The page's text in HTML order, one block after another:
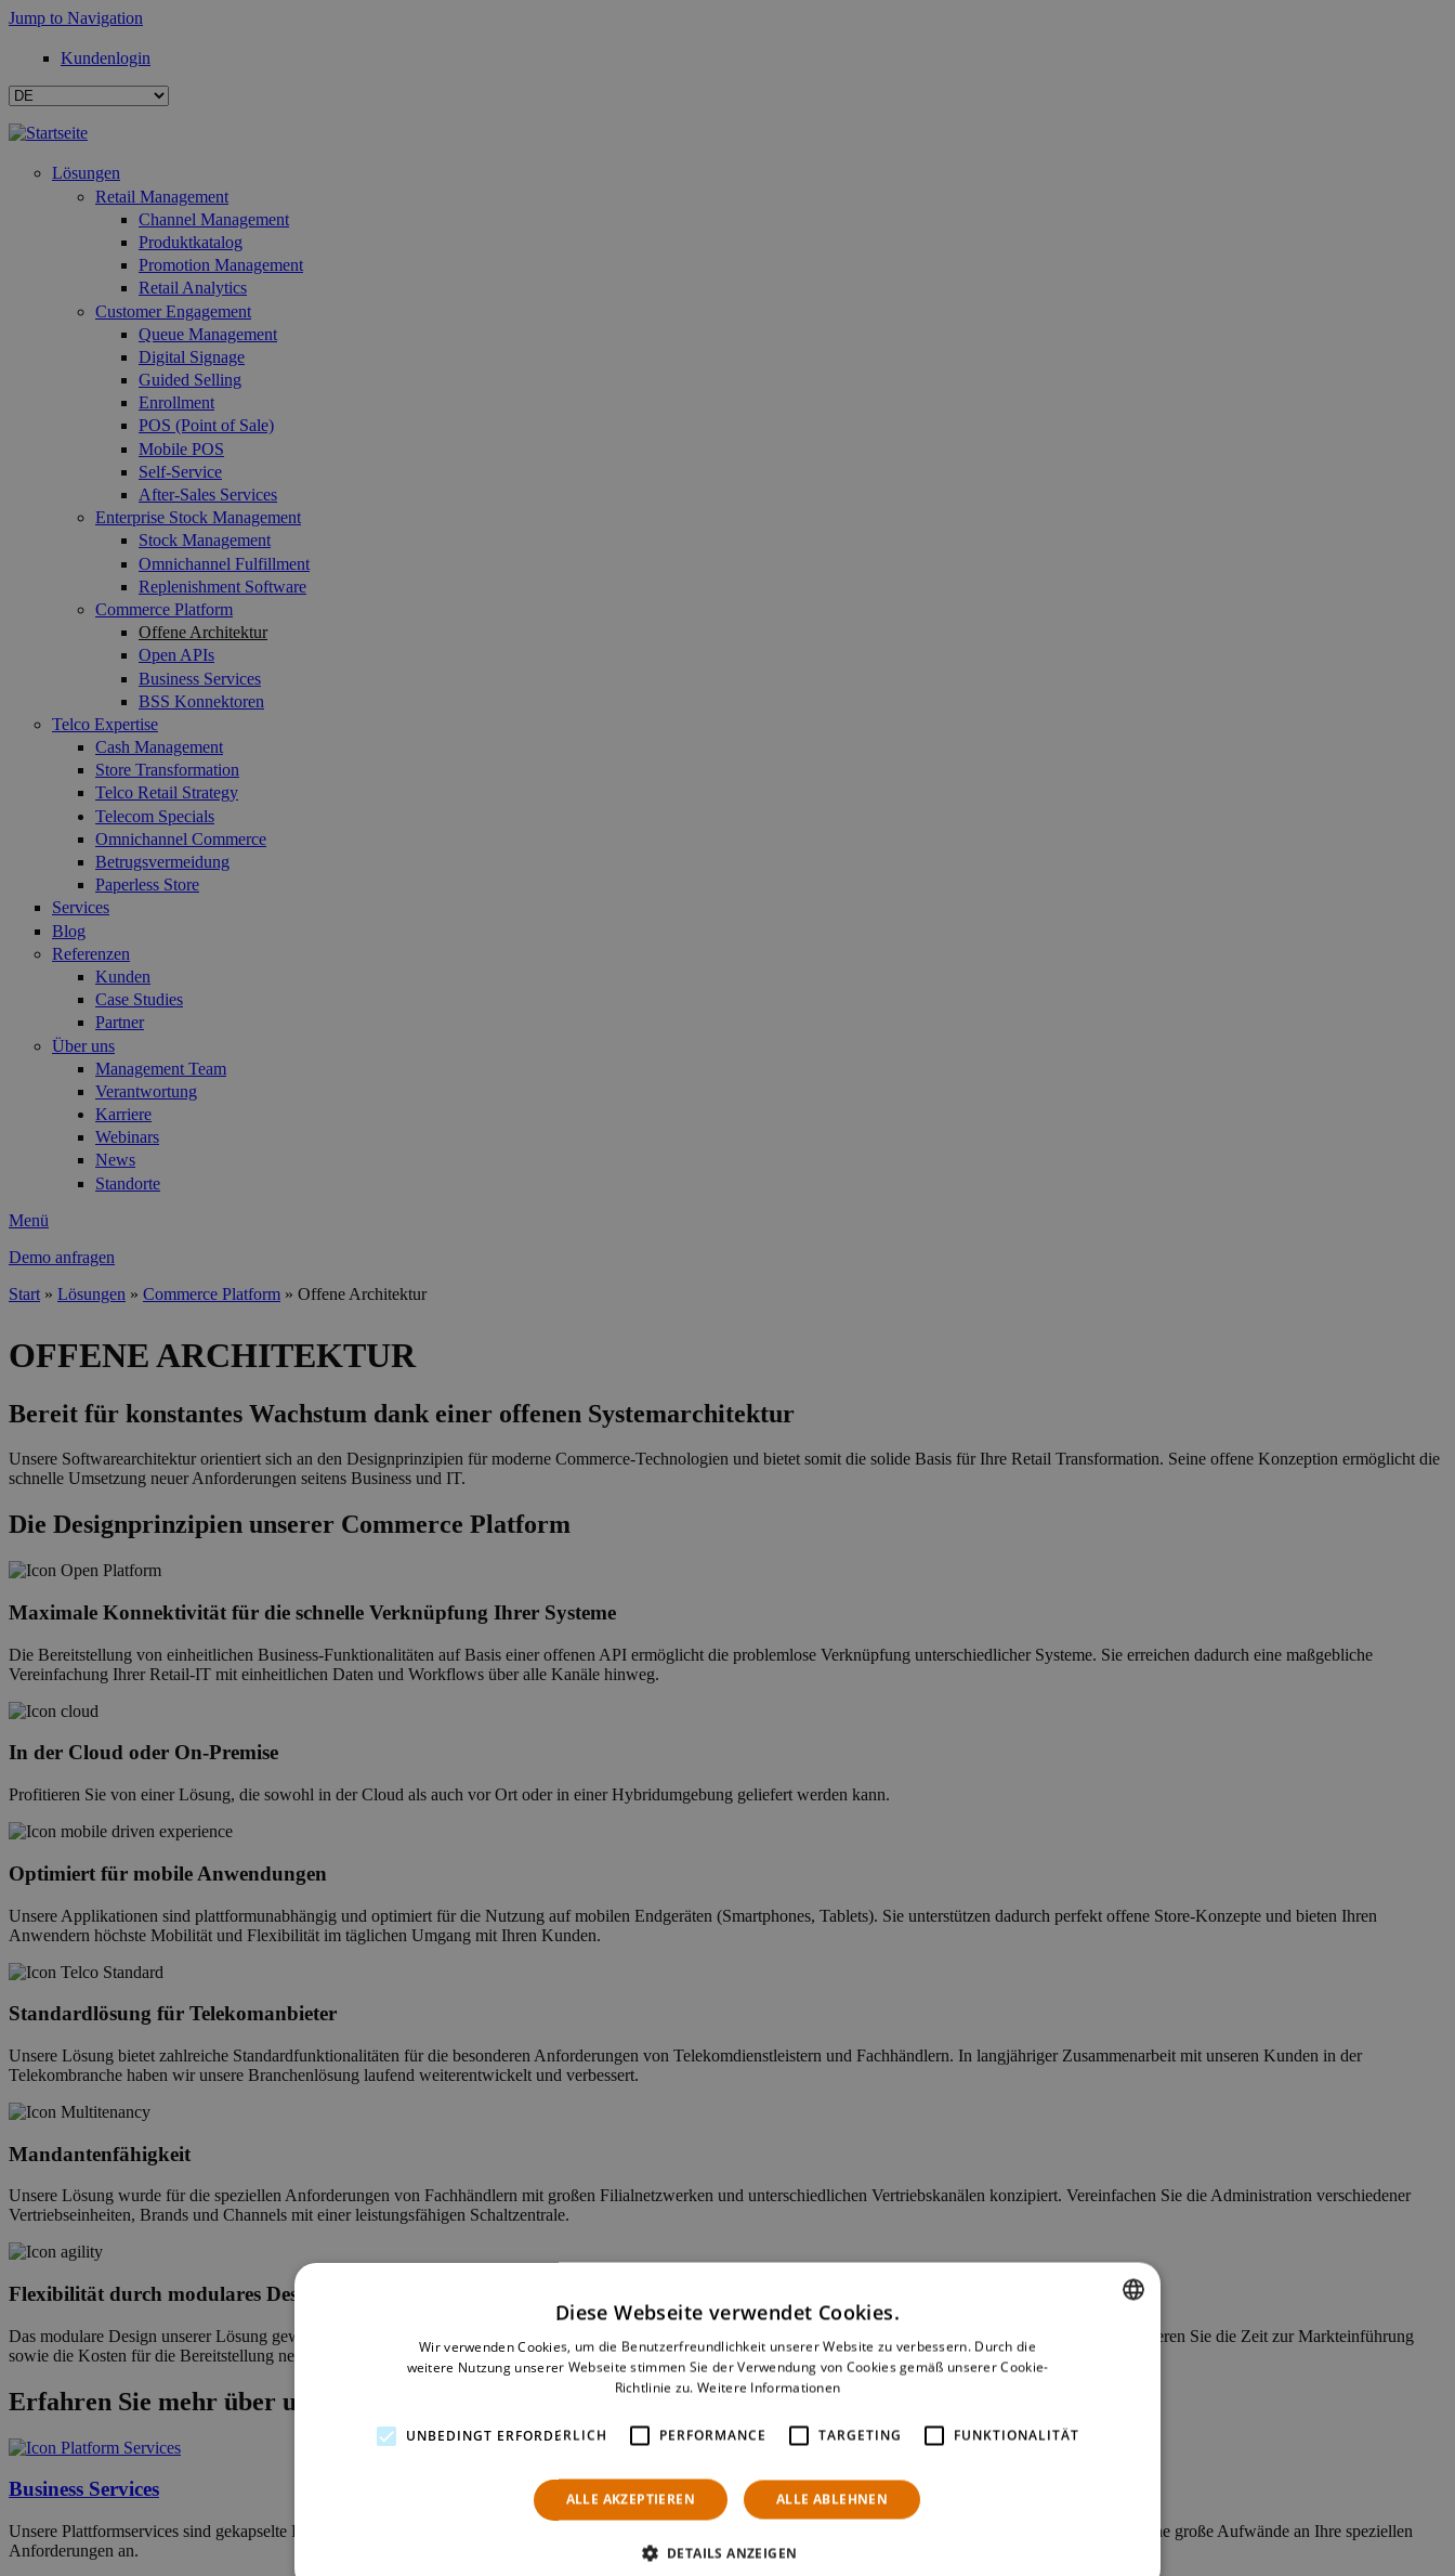
Jump to Navigation
Kundenlogin
Lösungen
Retail Management
Channel Management
Produktkatalog
Promotion Management
Retail Analytics
Customer Engagement
Queue Management
Digital Signage
Guided Selling
Enrollment
POS (Point of Sale)
Mobile POS
Self-Service
After-Sales Services
Enterprise Stock Management
Stock Management
Omnichannel Fulfillment
Replenishment Software
Commerce Platform
Offene Architektur
Open APIs
Business Services
BSS Konnektoren
Telco Expertise
Cash Management
Store Transformation
Telco Retail Strategy
Telecom Specials
Omnichannel Commerce
Betrugsvermeidung
Paperless Store
Services
Blog
Referenzen
Kunden
Case Studies
Partner
Über uns
Management Team
Verantwortung
Karriere
Webinars
News
Standorte
Menü
Demo anfragen
Start » Lösungen » Commerce Platform » Offene Architektur
OFFENE ARCHITEKTUR
Bereit für konstantes Wachstum dank einer offenen Systemarchitektur
Unsere Softwarearchitektur orientiert sich an den Designprinzipien für moderne Commerce-Technologien und bietet somit die solide Basis für Ihre Retail Transformation. Seine offene Konzeption ermöglicht die
schnelle Umsetzung neuer Anforderungen seitens Business und IT.
Die Designprinzipien unserer Commerce Platform
Maximale Konnektivität für die schnelle Verknüpfung Ihrer Systeme
Die Bereitstellung von einheitlichen Business-Funktionalitäten auf Basis einer offenen API ermöglicht die problemlose Verknüpfung unterschiedlicher Systeme. Sie erreichen dadurch eine maßgebliche
Vereinfachung Ihrer Retail-IT mit einheitlichen Daten und Workflows über alle Kanäle hinweg.
In der Cloud oder On-Premise
Profitieren Sie von einer Lösung, die sowohl in der Cloud als auch vor Ort oder in einer Hybridumgebung geliefert werden kann.
Optimiert für mobile Anwendungen
Unsere Applikationen sind plattformunabhängig und optimiert für die Nutzung auf mobilen Endgeräten (Smartphones, Tablets). Sie unterstützen dadurch perfekt offene Store-Konzepte und bieten Ihren
Anwendern höchste Mobilität und Flexibilität im täglichen Umgang mit Ihren Kunden.
Standardlösung für Telekomanbieter
Unsere Lösung bietet zahlreiche Standardfunktionalitäten für die besonderen Anforderungen von Telekomdienstleistern und Fachhändlern. In langjähriger Zusammenarbeit mit unseren Kunden in der
Telekombranche haben wir unsere Branchenlösung laufend weiterentwickelt und verbessert.
Mandantenfähigkeit
Unsere Lösung wurde für die speziellen Anforderungen von Fachhändlern mit großen Filialnetzwerken und unterschiedlichen Vertriebskanälen konzipiert. Vereinfachen Sie die Administration verschiedener
Vertriebseinheiten, Brands und Channels mit einer leistungsfähigen Schaltzentrale.
Flexibilität durch modulares Design
Das modulare Design unserer Lösung gewährleistet die schnelle Umsetzung neuer Business-Anforderungen sowie kosteneffiziente Anpassungen und Upgrades. Reduzieren Sie die Zeit zur Markteinführung
sowie die Kosten für die Bereitstellung neuer Services und Prozesse.
Erfahren Sie mehr über unsere service-basierte Plattform-Lösung
Business Services
Unsere Plattformservices sind gekapselte Funktionsbausteine, die Sie beliebig nutzen und in Ihre Commerce-Umgebung einbinden können. Passen Sie Ihre Retail-IT ohne große Aufwände an Ihre speziellen
Anforderungen an.
Diese Webseite verwendet Cookies.
Wir verwenden Cookies, um die Benutzerfreundlichkeit unserer Website zu verbessern. Durch die
weitere Nutzung unserer Webseite stimmen Sie der Verwendung von Cookies gemäß unserer Cookie-
Richtlinie zu. Weitere Informationen
UNBEDINGT ERFORDERLICH PERFORMANCE TARGETING FUNKTIONALITÄT
ALLE AKZEPTIEREN ALLE ABLEHNEN
DETAILS ANZEIGEN